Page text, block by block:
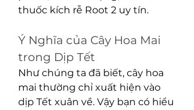
thuốc kích rễ Root 2 uy tín.
Ý Nghĩa của Cây Hoa Mai
trong Dịp Tết
Như chúng ta đã biết, cây hoa
mai thường chỉ xuất hiện vào
dịp Tết xuân về. Vậy bạn có hiểu